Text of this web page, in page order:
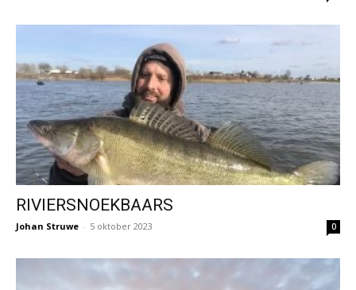
RIVIERSNOEKBAARS
Johan Struwe - 5 oktober 2023 0